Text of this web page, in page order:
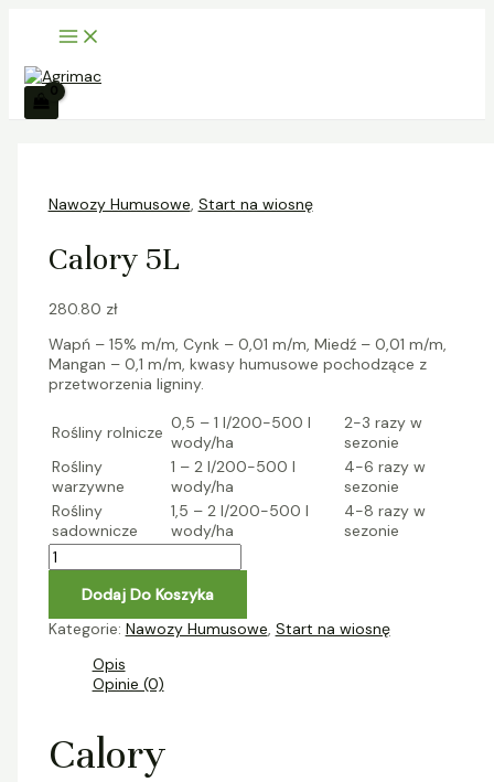
content
Nawozy Humusowe, Start na wiosnę
Calory 5L
280.80 zł
Wapń – 15% m/m, Cynk – 0,01 m/m, Miedź – 0,01 m/m,
Mangan – 0,1 m/m, kwasy humusowe pochodzące z
przetworzenia ligniny.
Rośliny rolnicze 0,5 – 1 l/200-500 l
wody/ha
2-3 razy w
sezonie
Rośliny
warzywne
1 – 2 l/200-500 l
wody/ha
4-6 razy w
sezonie
Rośliny
sadownicze
1,5 – 2 l/200-500 l
wody/ha
4-8 razy w
sezonie
Calory
5L
Dodaj Do Koszyka
Kategorie: Nawozy Humusowe, Start na wiosnę
Opis
Opinie (0)
Calory